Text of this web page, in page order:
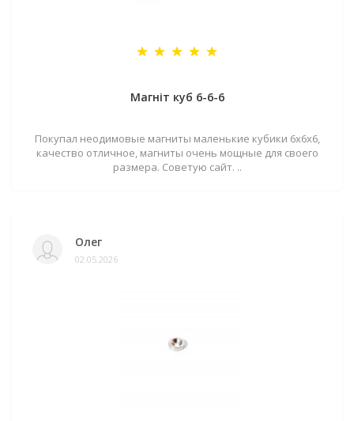
Магніт куб 6-6-6
Покупал неодимовые магниты маленькие кубики 6х6х6,
качество отличное, магниты очень мощные для своего
размера. Советую сайт. ..
Олег
02.05.2026